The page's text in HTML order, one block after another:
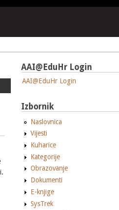
AAI@EduHr Login
AAI@EduHr Login
Izbornik
Naslovnica
Vijesti
Kuharice
Kategorije
Obrazovanje
Dokumenti
E-knjige
SysTrek